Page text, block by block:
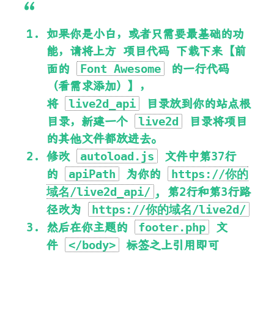
如果你是小白，或者只需要最基础的功
能，请将上方 项目代码 下载下来【前
面的
Font Awesome
的一行代码
（看需求添加）】，
将
live2d_api
目录放到你的站点根
目录，新建一个
live2d
目录将项目
的其他文件都放进去。
修改
autoload.js
文件中第37行
的
apiPath 为你的
https://你的
域名/live2d_api/ , 第2行和第3行路
径改为
https://你的域名/live2d/
然后在你主题的 footer.php
文
件
</body> 标签之上引用即可